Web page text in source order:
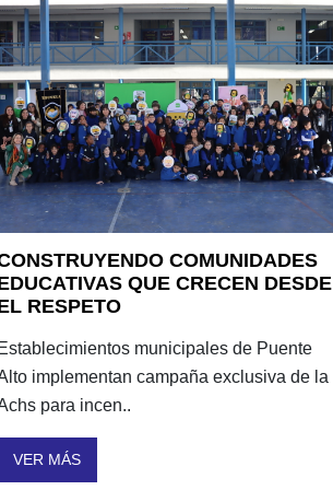
COMUNIDADES
QUE CRECEN DESDE
RESPETO
municipales de Puente
implementan campaña exclusiva de la
para incen..
VER MÁS